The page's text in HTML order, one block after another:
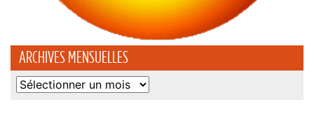
ARCHIVES MENSUELLES
Archives